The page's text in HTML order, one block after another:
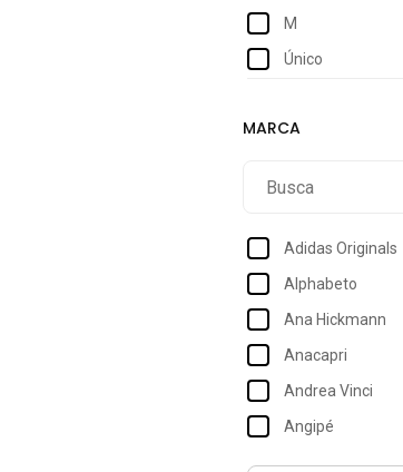
M
Único
Adidas Originals
Alphabeto
Ana Hickmann
Anacapri
Andrea Vinci
Angipé
Anna Andrade